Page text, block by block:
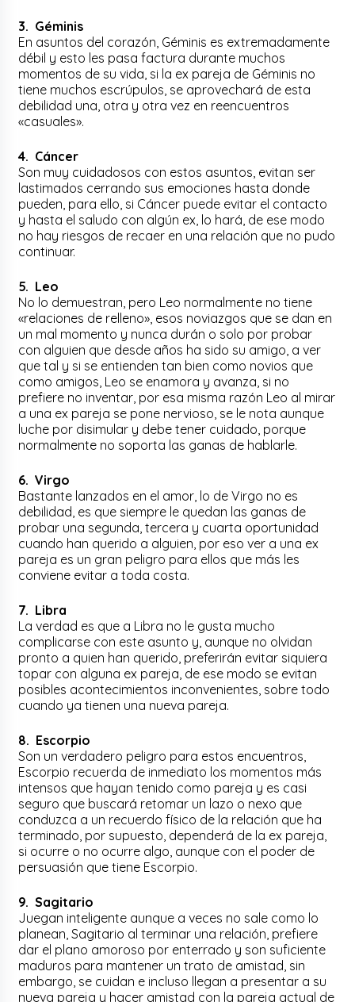
3. Géminis
En asuntos del corazón, Géminis es extremadamente
débil y esto les pasa factura durante muchos
momentos de su vida, si la ex pareja de Géminis no
tiene muchos escrúpulos, se aprovechará de esta
debilidad una, otra y otra vez en reencuentros
«casuales».
4. Cáncer
Son muy cuidadosos con estos asuntos, evitan ser
lastimados cerrando sus emociones hasta donde
pueden, para ello, si Cáncer puede evitar el contacto
y hasta el saludo con algún ex, lo hará, de ese modo
no hay riesgos de recaer en una relación que no pudo
continuar.
5. Leo
No lo demuestran, pero Leo normalmente no tiene
«relaciones de relleno», esos noviazgos que se dan en
un mal momento y nunca durán o solo por probar
con alguien que desde años ha sido su amigo, a ver
que tal y si se entienden tan bien como novios que
como amigos, Leo se enamora y avanza, si no
prefiere no inventar, por esa misma razón Leo al mirar
a una ex pareja se pone nervioso, se le nota aunque
luche por disimular y debe tener cuidado, porque
normalmente no soporta las ganas de hablarle.
6. Virgo
Bastante lanzados en el amor, lo de Virgo no es
debilidad, es que siempre le quedan las ganas de
probar una segunda, tercera y cuarta oportunidad
cuando han querido a alguien, por eso ver a una ex
pareja es un gran peligro para ellos que más les
conviene evitar a toda costa.
7. Libra
La verdad es que a Libra no le gusta mucho
complicarse con este asunto y, aunque no olvidan
pronto a quien han querido, preferirán evitar siquiera
topar con alguna ex pareja, de ese modo se evitan
posibles acontecimientos inconvenientes, sobre todo
cuando ya tienen una nueva pareja.
8. Escorpio
Son un verdadero peligro para estos encuentros,
Escorpio recuerda de inmediato los momentos más
intensos que hayan tenido como pareja y es casi
seguro que buscará retomar un lazo o nexo que
conduzca a un recuerdo físico de la relación que ha
terminado, por supuesto, dependerá de la ex pareja,
si ocurre o no ocurre algo, aunque con el poder de
persuasión que tiene Escorpio.
9. Sagitario
Juegan inteligente aunque a veces no sale como lo
planean, Sagitario al terminar una relación, prefiere
dar el plano amoroso por enterrado y son suficiente
maduros para mantener un trato de amistad, sin
embargo, se cuidan e incluso llegan a presentar a su
nueva pareja y hacer amistad con la pareja actual de